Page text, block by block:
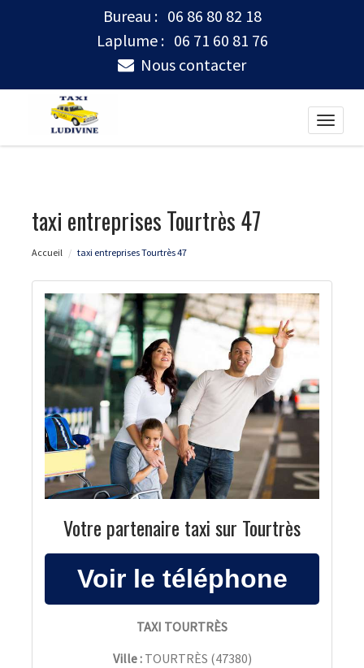
Bureau : 06 86 80 82 18
Laplume : 06 71 60 81 76
Nous contacter
Toggle
taxi entreprises Tourtrès 47
Accueil taxi entreprises Tourtrès 47
Votre partenaire taxi sur Tourtrès
TAXI TOURTRÈS
Ville : TOURTRÈS (47380)